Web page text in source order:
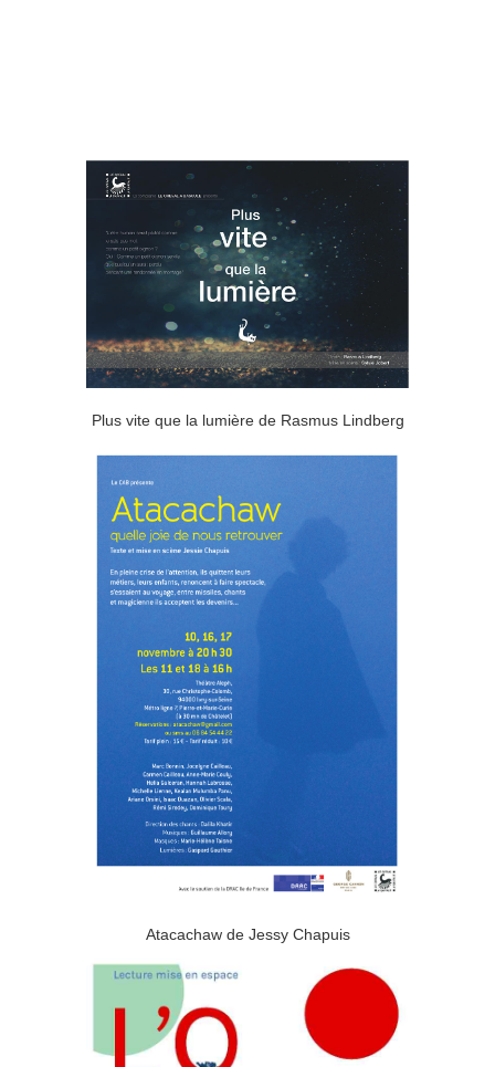
Plus vite que la lumière de Rasmus Lindberg
Atacachaw de Jessy Chapuis